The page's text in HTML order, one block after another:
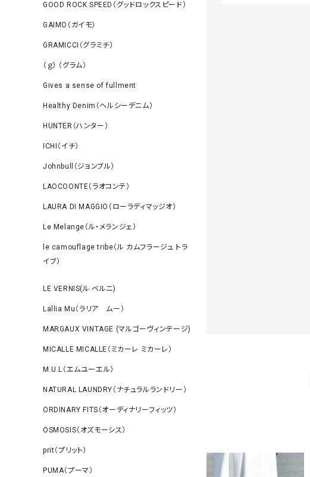
GOOD ROCK SPEED（グッドロックスピード）
GAIMO（ガイモ）
GRAMICCI（グラミチ）
（ｇ） （グラム）
Gives a sense of fullment
Healthy Denim（ヘルシーデニム）
HUNTER（ハンター）
ICHI（イチ）
Johnbull（ジョンブル）
LAOCOONTE（ラオコンテ）
LAURA DI MAGGIO（ローラディマッジオ）
Le Melange（ル・メランジェ）
le camouflage tribe（ル カムフラージュ トラ
イブ）
LE VERNIS(ル ベルニ)
Lallia Mu（ラリア ムー）
MARGAUX VINTAGE (マルゴーヴィンテージ)
MICALLE MICALLE（ミカーレ ミカーレ）
M.U.L（エムユーエル）
NATURAL LAUNDRY（ナチュラルランドリー）
ORDINARY FITS（オーディナリーフィッツ）
OSMOSIS（オズモーシス）
prit（プリット）
PUMA（プーマ）